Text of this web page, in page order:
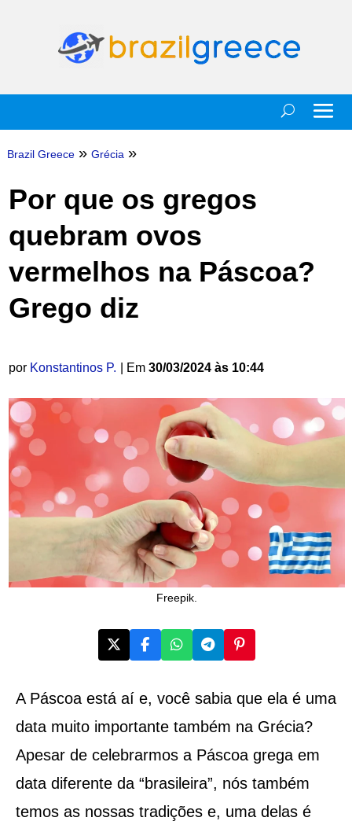
Brazil Greece » Grécia »
Por que os gregos
quebram ovos
vermelhos na Páscoa?
Grego diz
por Konstantinos P. | Em 30/03/2024 às 10:44
Freepik.
A Páscoa está aí e, você sabia que ela é uma
data muito importante também na Grécia?
Apesar de celebrarmos a Páscoa grega em
data diferente da “brasileira”, nós também
temos as nossas tradições e, uma delas é